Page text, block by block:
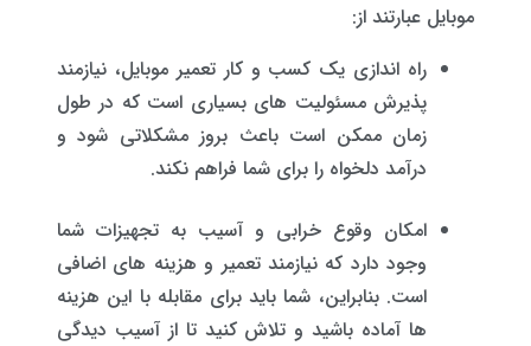
موبایل عبارتند از:
راه ‌اندازی یک کسب و کار تعمیر موبایل، نیازمند
پذیرش مسئولیت‌ های بسیاری است که در طول
زمان ممکن است باعث بروز مشکلاتی شود و
درآمد دلخواه را برای شما فراهم نکند.
امکان وقوع خرابی و آسیب به تجهیزات شما
وجود دارد که نیازمند تعمیر و هزینه ‌های اضافی
است. بنابراین، شما باید برای مقابله با این هزینه‌
ها آماده باشید و تلاش کنید تا از آسیب دیدگی